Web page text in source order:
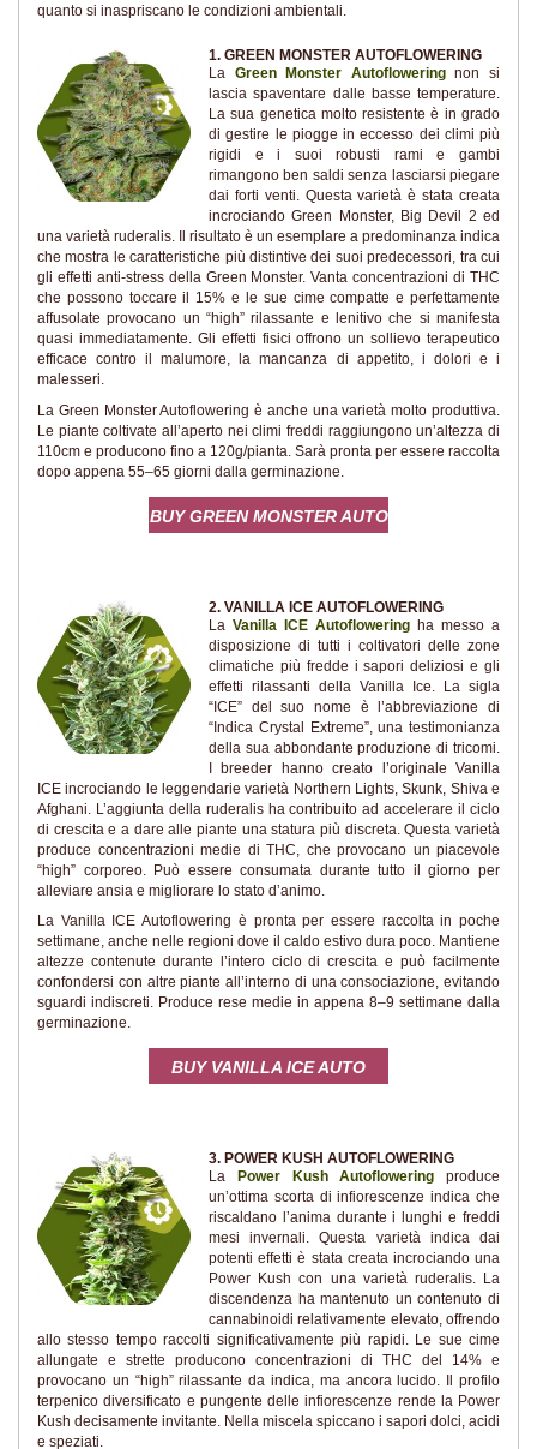
quanto si inaspriscano le condizioni ambientali.
1. GREEN MONSTER AUTOFLOWERING
La Green Monster Autofloweringnon si
lascia spaventare dalle basse temperature.
La sua genetica molto resistente è in grado
di gestire le piogge in eccesso dei climi più
rigidi e i suoi robusti rami e gambi
rimangono ben saldi senza lasciarsi piegare
dai forti venti. Questa varietà è stata creata
incrociando Green Monster, Big Devil 2 ed
una varietà ruderalis. Il risultato è un esemplare a predominanza indica
che mostra le caratteristiche più distintive dei suoi predecessori, tra cui
gli effetti anti-stress della Green Monster. Vanta concentrazioni di THC
che possono toccare il 15% e le sue cime compatte e perfettamente
affusolate provocano un “high” rilassante e lenitivo che si manifesta
quasi immediatamente. Gli effetti fisici offrono un sollievo terapeutico
efficace contro il malumore, la mancanza di appetito, i dolori e i
malesseri.
La Green Monster Autoflowering è anche una varietà molto produttiva.
Le piante coltivate all’aperto nei climi freddi raggiungono un’altezza di
110cm e producono fino a 120g/pianta. Sarà pronta per essere raccolta
dopo appena 55–65 giorni dalla germinazione.
BUY GREEN MONSTER AUTO
2. VANILLA ICE AUTOFLOWERING
La Vanilla ICE Autoflowering ha messo a
disposizione di tutti i coltivatori delle zone
climatiche più fredde i sapori deliziosi e gli
effetti rilassanti della Vanilla Ice. La sigla
“ICE” del suo nome è l’abbreviazione di
“Indica Crystal Extreme”, una testimonianza
della sua abbondante produzione di tricomi.
I breeder hanno creato l’originale Vanilla
ICE incrociando le leggendarie varietà Northern Lights, Skunk, Shiva e
Afghani. L’aggiunta della ruderalis ha contribuito ad accelerare il ciclo
di crescita e a dare alle piante una statura più discreta. Questa varietà
produce concentrazioni medie di THC, che provocano un piacevole
“high” corporeo. Può essere consumata durante tutto il giorno per
alleviare ansia e migliorare lo stato d’animo.
La Vanilla ICE Autoflowering è pronta per essere raccolta in poche
settimane, anche nelle regioni dove il caldo estivo dura poco. Mantiene
altezze contenute durante l’intero ciclo di crescita e può facilmente
confondersi con altre piante all’interno di una consociazione, evitando
sguardi indiscreti. Produce rese medie in appena 8–9 settimane dalla
germinazione.
BUY VANILLA ICE AUTO
3. POWER KUSH AUTOFLOWERING
La
Power Kush Autoflowering produce
un’ottima scorta di infiorescenze indica che
riscaldano l’anima durante i lunghi e freddi
mesi invernali. Questa varietà indica dai
potenti effetti è stata creata incrociando una
Power Kush con una varietà ruderalis. La
discendenza ha mantenuto un contenuto di
cannabinoidi relativamente elevato, offrendo
allo stesso tempo raccolti significativamente più rapidi. Le sue cime
allungate e strette producono concentrazioni di THC del 14% e
provocano un “high” rilassante da indica, ma ancora lucido. Il profilo
terpenico diversificato e pungente delle infiorescenze rende la Power
Kush decisamente invitante. Nella miscela spiccano i sapori dolci, acidi
e speziati.